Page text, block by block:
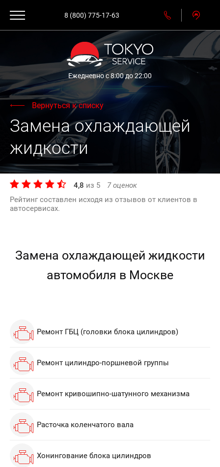
8 (800) 775-17-63
Ежедневно с 8:00 до 22:00
Вернуться к списку
Замена охлаждающей
жидкости
4,8 из 5 7оценок
Рейтинг составлен исходя из отзывов от клиентов в
автосервисах.
Замена охлаждающей жидкости
автомобиля в Москве
Ремонт ГБЦ (головки блока цилиндров)
Ремонт цилиндро-поршневой группы
Ремонт кривошипно-шатунного механизма
Расточка коленчатого вала
Хонингование блока цилиндров